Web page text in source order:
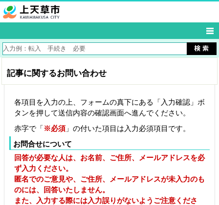
記事に関するお問い合わせ
各項目を入力の上、フォームの真下にある「入力確認」ボ
タンを押して送信内容の確認画面へ進んでください。
赤字で「※必須 」の付いた項目は入力必須項目です。
お問合せについて
回答が必要な人は、お名前、ご住所、メールアドレスを必
ず入力ください。
匿名でのご意見や、ご住所、メールアドレスが未入力のも
のには、回答いたしません。
また、入力する際には入力誤りがないようご注意くださ